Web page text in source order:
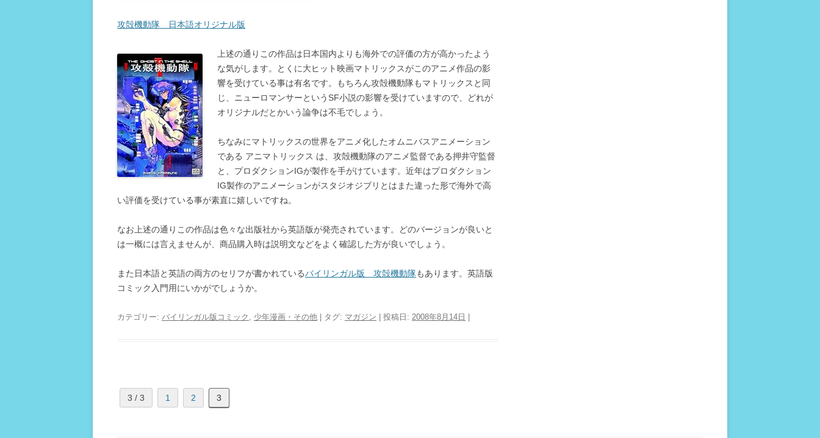
攻殻機動隊 日本語オリジナル版
上述の通りこの作品は日本国内よりも海外での評価の方が高かったよう
な気がします。とくに大ヒット映画マトリックスがこのアニメ作品の影
響を受けている事は有名です。もちろん攻殻機動隊もマトリックスと同
じ、ニューロマンサーというSF小説の影響を受けていますので、どれが
オリジナルだとかいう論争は不毛でしょう。
ちなみにマトリックスの世界をアニメ化したオムニバスアニメーション
である アニマトリックス は、攻殻機動隊のアニメ監督である押井守監督
と、プロダクションIGが製作を手がけています。近年はプロダクション
IG製作のアニメーションがスタジオジブリとはまた違った形で海外で高
い評価を受けている事が素直に嬉しいですね。
なお上述の通りこの作品は色々な出版社から英語版が発売されています。どのバージョンが良いと
は一概には言えませんが、商品購入時は説明文などをよく確認した方が良いでしょう。
また日本語と英語の両方のセリフが書かれているバイリンガル版 攻殻機動隊もあります。英語版
コミック入門用にいかがでしょうか。
カテゴリー: バイリンガル版コミック , 少年漫画・その他 | タグ: マガジン | 投稿日: 2008年8月14日
3 / 3 1 2 3